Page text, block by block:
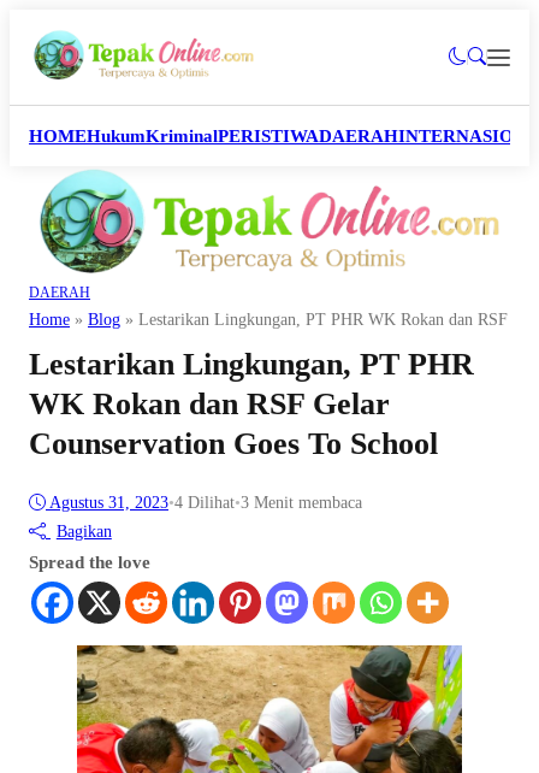
HOMEHukumKriminalPERISTIWADAERAH
DAERAH
Home » Blog » Lestarikan Lingkungan, PT PHR WK Rokan dan RSF
Lestarikan Lingkungan, PT PHR
WK Rokan dan RSF Gelar
Counservation Goes To School
Agustus 31, 2023•4 Dilihat•3 Menit membaca
Bagikan
Spread the love